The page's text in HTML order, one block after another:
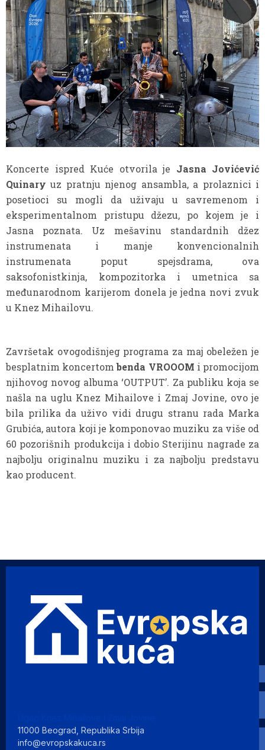
Koncerte ispred Kuće otvorila je Jasna Jovićević
Quinary uz pratnju njenog ansambla, a prolaznici i
posetioci su mogli da uživaju u savremenom i
eksperimentalnom pristupu džezu, po kojem je i
Jasna poznata. Uz mešavinu standardnih džez
instrumenata i manje konvencionalnih
instrumenata poput spejsdrama, ova
saksofonistkinja, kompozitorka i umetnica sa
međunarodnom karijerom donela je jedna novi zvuk
u Knez Mihailovu.
Završetak ovogodišnjeg programa za maj obeležen je
besplatnim koncertombenda VROOOM i promocijom
njihovog novog albuma ‘OUTPUT’. Za publiku koja se
našla na uglu Knez Mihailove i Zmaj Jovine, ovo je
bila prilika da uživo vidi drugu stranu rada Marka
Grubića, autora koji je komponovao muziku za više od
60 pozorišnih produkcija i dobio Sterijinu nagrade za
najbolju originalnu muziku i za najbolju predstavu
kao producent.
11000 Beograd, Republika Srbija
info@evropskakuca.rs